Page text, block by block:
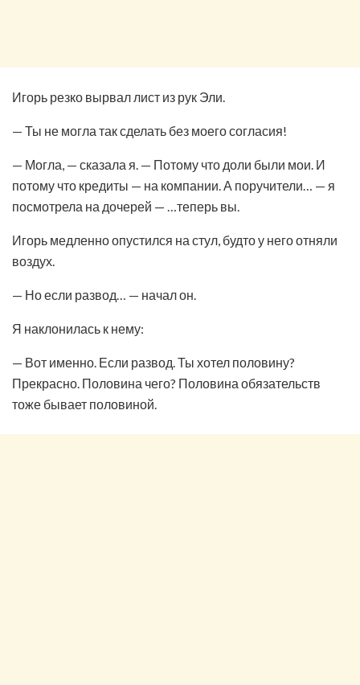
Игорь резко вырвал лист из рук Эли.
— Ты не могла так сделать без моего согласия!
— Могла, — сказала я. — Потому что доли были мои. И
потому что кредиты — на компании. А поручители… — я
посмотрела на дочерей — …теперь вы.
Игорь медленно опустился на стул, будто у него отняли
воздух.
— Но если развод… — начал он.
Я наклонилась к нему:
— Вот именно. Если развод. Ты хотел половину?
Прекрасно. Половина чего? Половина обязательств
тоже бывает половиной.